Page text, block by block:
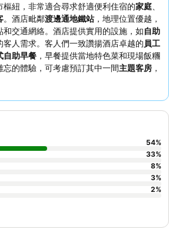
紐，非常適合尋求舒適便利住宿的家庭
。酒店毗鄰渡邊通地鐵站 ，地理位置優越，
交通網絡。酒店提供實用的設施，如自助
客人需求。客人們一致讚揚酒店卓越的員工
自助早餐 ，早餐提供當地特色菜和現場飯糰
的體驗，可考慮預訂其中一間主題客房 ，
54%
33%
8%
3%
2%